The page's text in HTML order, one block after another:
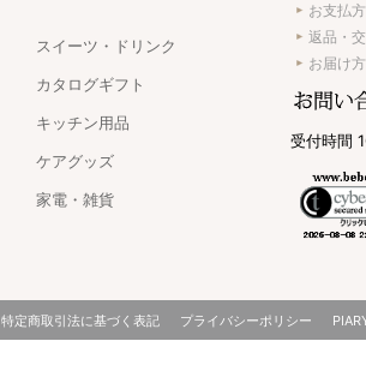
スイーツ・ドリンク
カタログギフト
キッチン用品
ケアグッズ
家電・雑貨
お支払
返品・
お届け
受付時間
特定商取引法に基づく表記 プライバシーポリシー